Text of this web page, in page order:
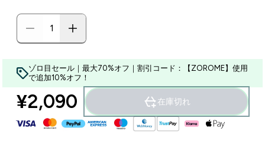
ゾロ目セール｜最大70%オフ｜割引コード：【ZOROME】使用
で追加10%オフ！
¥2,090‎ 在庫切れ